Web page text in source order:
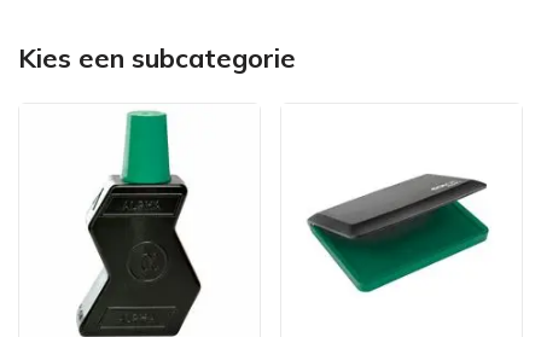
Kies een subcategorie